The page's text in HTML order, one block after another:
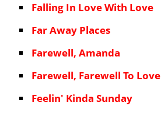
Falling In Love With Love
Far Away Places
Farewell, Amanda
Farewell, Farewell To Love
Feelin' Kinda Sunday